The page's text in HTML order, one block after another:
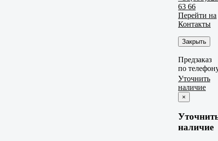
63 66
Перейти на
Контакты
Закрыть
Предзаказ
по
Уточнить
наличие
×
наличие